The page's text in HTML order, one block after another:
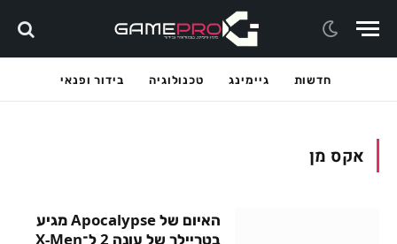
חדשות גיימינג טכנולוגיה בידור ופנאי
אקס מן
האיום של Apocalypse מגיע
בטריילר של עונה 2 ל־X-Men